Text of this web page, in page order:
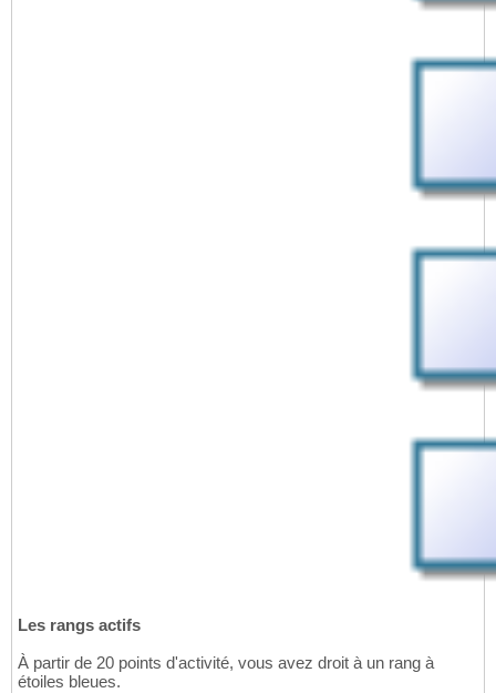
Les rangs actifs
À partir de 20 points d'activité, vous avez droit à un rang à
étoiles bleues.